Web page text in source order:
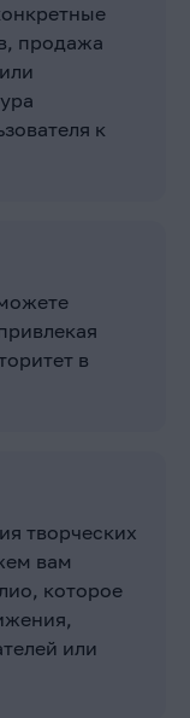
продажа
к
в
творческих
вам
которое
или